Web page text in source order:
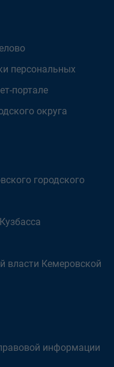
персональных
портале
округа
городского
власти Кемеровской
информации